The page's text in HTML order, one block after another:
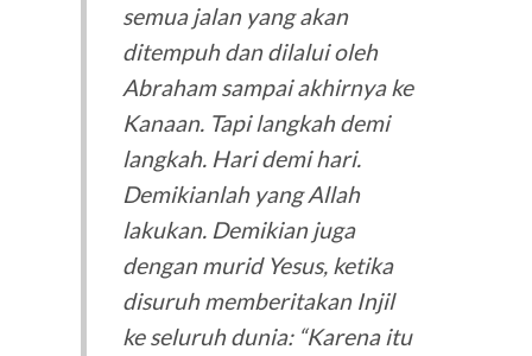
semua jalan yang akan
ditempuh dan dilalui oleh
Abraham sampai akhirnya ke
Kanaan. Tapi langkah demi
langkah. Hari demi hari.
Demikianlah yang Allah
lakukan. Demikian juga
dengan murid Yesus, ketika
disuruh memberitakan Injil
ke seluruh dunia: “Karena itu